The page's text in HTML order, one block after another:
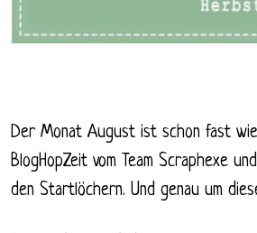
Der Monat August ist schon fast
BlogHopZeit vom Team Scraphexe
den Startlöchern. Und genau um